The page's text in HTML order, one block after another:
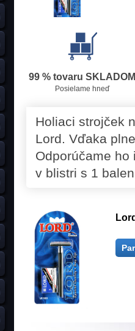
99 % tovaru SKLADOM
Posielame hneď
Holiaci strojček
Lord. Vďaka
Odporúčame
v blistri s 1